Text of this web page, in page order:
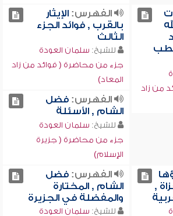
من زاد
الفهرس:الإيثار
بالقرب , فوائد الجزء
الثالث
للشيخ: سلمان العودة
جزء من محاضرة ( فوائد من زاد
المعاد)
الفهرس:فضل
الشام , الأسئلة
للشيخ: سلمان العودة
جزء من محاضرة ( جزيرة
الإسلام)
,
الفهرس:فضل
الشام , المختارة
والمفضلة في الجزيرة
للشيخ: سلمان العودة